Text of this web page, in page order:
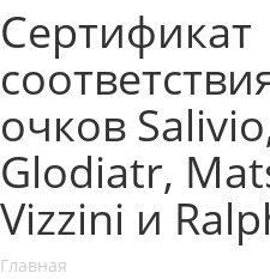
Сертификат
очков
Glodiatr,
Vizzini и
Главная